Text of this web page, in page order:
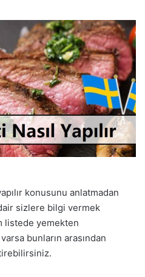
konusunu anlatmadan
sizlere bilgi vermek
listede yemekten
bunların arasından